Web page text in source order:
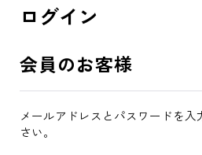
ログイン
会員のお客様
メールアドレスとパスワードを
さい。